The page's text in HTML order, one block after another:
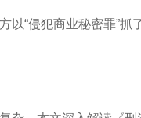
以“侵犯商业秘密罪”